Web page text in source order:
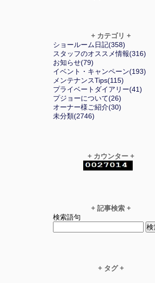
+ カテゴリ +
ショールーム日記(358)
スタッフのオススメ情報(316)
お知らせ(79)
イベント・キャンペーン(193)
メンテナンスTips(115)
プライベートダイアリー(41)
プジョーについて(26)
オーナー様ご紹介(30)
未分類(2746)
+ カウンター +
+ 記事検索 +
検索語句
+ タグ +